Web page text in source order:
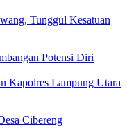
Tunggul Kesatuan
Potensi Diri
Kapolres Lampung Utara
Cibereng